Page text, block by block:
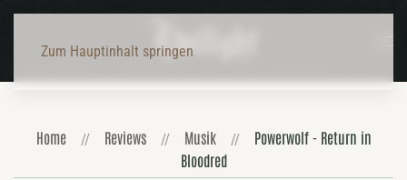
Zum Hauptinhalt springen
Home Reviews Musik
Powerwolf - Return in
Bloodred